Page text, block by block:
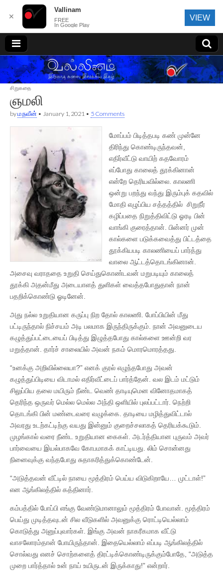
வல்லினம்
சிறுகதை
ஞமலி
byம.நவீன் • January 1, 2021 • 5 Comments
மோப்பம் பிடித்தபடி கண் முன்னே
திரிந்து கொண்டிருந்தவன்,
எதிர்வீட்டு வாயிற் கதவோரம்
எப்போது காலைத் தூக்கினான்
என்றே தெரியவில்லை. காலணி
ஒன்று பறந்து வந்து இரும்புக் கதவில்
மோதி எழுப்பிய சத்தத்தில் சிறுநீர்
கழிப்பதை நிறுத்திவிட்டு ஓரடி பின்
வாங்கி குரைத்தான். பின்னர் முன்
கால்களை படுக்கவைத்து பிட்டத்தை
தூக்கியபடி காலணியைப் பார்த்து
வாலை ஆட்டத்தொடங்கினான்.
அசைவு வராததை உறுதி செய்துகொண்டவன் மறுபடியும் காலைத்
தூக்கி அதன்மீது அடையாளத் துளிகள் வைத்தபோதுதான் நான்
பதறிக்கொண்டு ஓடினேன்.
அது நல்ல உறுதியான கருப்பு நிற தோல் காலணி. போப்பியின் மீது
பட்டிருந்தால் நிச்சயம் அடி பலமாக இருந்திருக்கும். நான் அவனுடைய
கழுத்துப்பட்டையைப் பிடித்து இழுத்தபோது கால்களை ஊன்றி வர
மறுத்தான். தார்ச் சாலையில் அவன் நகம் மொரமொரத்தது.
“உனக்கு அறிவில்லையா?” எனக் குரல் எழுந்தபோது அவன்
கழுத்துப்பிடியை விடாமல் எதிர்வீட்டைப் பார்த்தேன். வல இடம் மட்டும்
சிலுப்பிய தலை மயிரும் நீண்ட வெண் தாடியுமென வினோதமாகத்
தெரிந்த ஒருவர் மெல்ல மெல்ல அந்தி ஒளியில் புலப்பட்டார். நெற்றி
தொடங்கி பின் மண்டைவரை வழுக்கை. தாடியை மழித்துவிட்டால்
அவரது உடற்கட்டிற்கு வயது இன்னும் குறைச்சலாகத் தெரியக்கூடும்.
முழங்கால் வரை நீண்ட உறுதியான கைகள். அடர்த்தியான புருவம் அவர்
பார்வையை இயல்பாகவே கோபமாகக் காட்டியது. லிம் சொன்னது
நினைவுக்கு வந்தபோது சுதாகரித்துக்கொண்டேன்.
“அடுத்தவன் வீட்டில் நாயை மூத்திரம் பெய்ய விடுகிறாயே… முட்டாள்!”
என ஆங்கிலத்தில் கத்தினார்.
கம்பத்தில் போப்பி எங்கு வேண்டுமானாலும் மூத்திரம் போவான். மூத்திரம்
பெய்து முடித்தவுடன் சில வீடுகளில் அவனுக்கு ரொட்டியெல்லாம்
கொடுத்து அனுப்புவார்கள். இங்கு அவன் நாகரீகமாக வீட்டு
வாசலோரம்தான் போயிருந்தான். இதையெல்லாம் எப்படி ஆங்கிலத்தில்
சொல்வது எனச் சொற்களைத் திரட்டிக்கொண்டிருக்கும்போதே, “அடுத்த
முறை பார்த்தால் உன் நாய் உயிருடன் இருக்காது!” என்றார்.
✕
Vallinam
FREE
In Google Play
VIEW